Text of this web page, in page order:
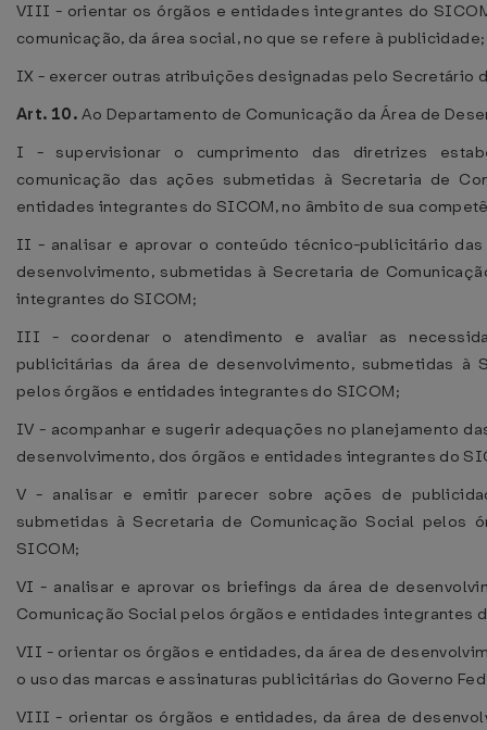
VIII - orientar os órgãos e entidades integrantes do
comunicação, da área social, no que se refere à
IX - exercer outras atribuições designadas pelo Secretário
Art. 10. Ao Departamento de Comunicação da Área de
I - supervisionar o cumprimento das diretrizes
comunicação das ações submetidas à Secretaria de
entidades integrantes do SICOM, no âmbito de sua
II - analisar e aprovar o conteúdo técnico-publicitário
desenvolvimento, submetidas à Secretaria de
integrantes do SICOM;
III - coordenar o atendimento e avaliar as
publicitárias da área de desenvolvimento, submetidas à
pelos órgãos e entidades integrantes do SICOM;
IV - acompanhar e sugerir adequações no planejamento
desenvolvimento, dos órgãos e entidades integrantes do
V - analisar e emitir parecer sobre ações de
submetidas à Secretaria de Comunicação Social pelos
SICOM;
VI - analisar e aprovar os briefings da área de
Comunicação Social pelos órgãos e entidades integrantes
VII - orientar os órgãos e entidades, da área de
o uso das marcas e assinaturas publicitárias do Governo
VIII - orientar os órgãos e entidades, da área de